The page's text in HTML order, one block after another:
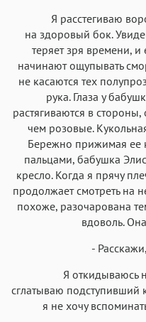
Я расстегиваю
на здоровый бок.
теряет зря времени,
начинают ощупывать
не касаются тех
рука. Глаза у
растягиваются в
чем розовые.
Бережно прижимая ее
пальцами, бабушка
кресло. Когда я прячу
продолжает смотреть на
похоже, разочарована
вдоволь.
- Расскажи,
Я откидываюсь на
сглатываю подступивший
я не хочу